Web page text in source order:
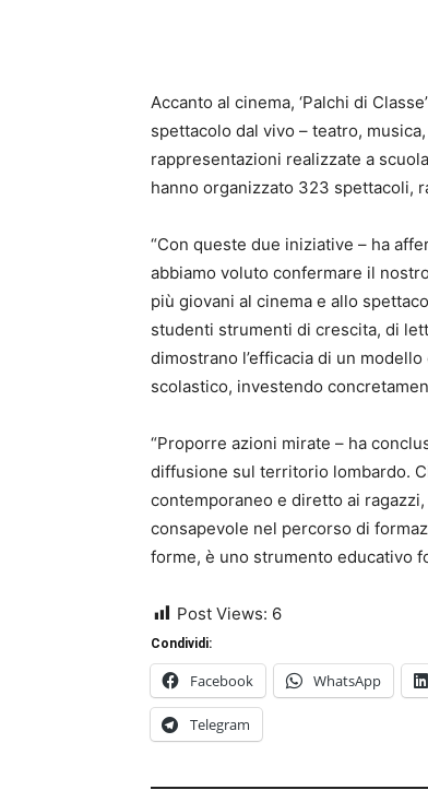
Accanto al cinema, ‘Palchi di
spettacolo dal vivo – teatro,
rappresentazioni realizzate a
hanno organizzato 323 spettacoli,
“Con queste due iniziative – ha
abbiamo voluto confermare il
più giovani al cinema e allo
studenti strumenti di crescita, di
dimostrano l’efficacia di un
scolastico, investendo
“Proporre azioni mirate – ha
diffusione sul territorio lombardo.
contemporaneo e diretto ai
consapevole nel percorso di
forme, è uno strumento educativo
Post Views: 6
Condividi:
Facebook WhatsApp
Telegram